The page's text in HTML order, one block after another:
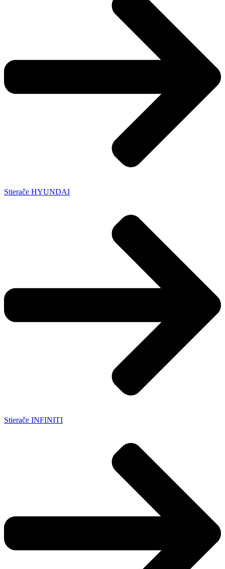
Stierače HYUNDAI
Stierače INFINITI